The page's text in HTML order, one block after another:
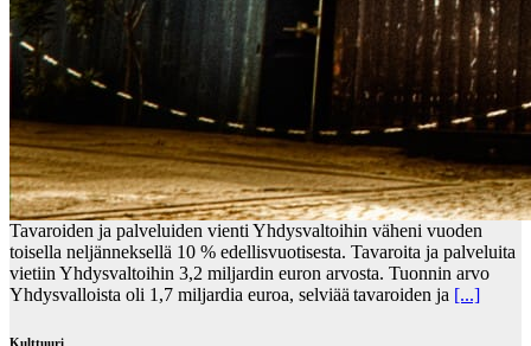
Tavaroiden ja palveluiden vienti Yhdysvaltoihin väheni vuoden
toisella neljänneksellä 10 % edellisvuotisesta. Tavaroita ja palveluita
vietiin Yhdysvaltoihin 3,2 miljardin euron arvosta. Tuonnin arvo
Yhdysvalloista oli 1,7 miljardia euroa, selviää tavaroiden ja [...]
Kulttuuri